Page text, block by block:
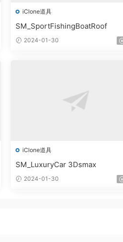
iClone道具
SM_SportFishingBoatRoof
2024-01-30
iClone道具
SM_LuxuryCar 3Dsmax
2024-01-30